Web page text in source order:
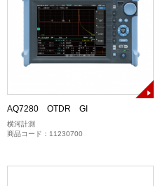
AQ7280 OTDR GI
横河計測
商品コード：11230700